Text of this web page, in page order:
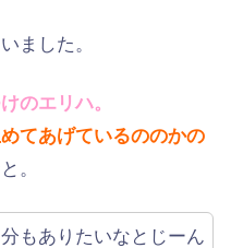
ました。
のエリハ。
てあげているののかの
。
もありたいなとじーん